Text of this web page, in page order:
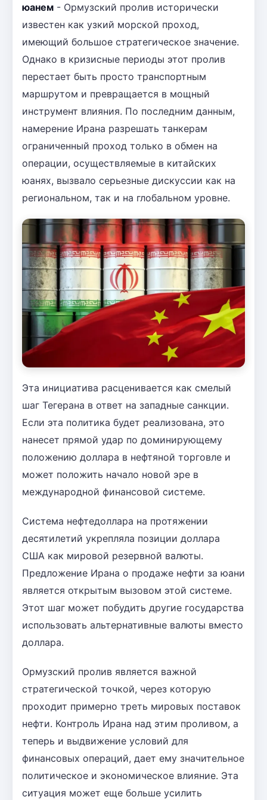
юанем - Ормузский пролив исторически
известен как узкий морской проход,
имеющий большое стратегическое значение.
Однако в кризисные периоды этот пролив
перестает быть просто транспортным
маршрутом и превращается в мощный
инструмент влияния. По последним данным,
намерение Ирана разрешать танкерам
ограниченный проход только в обмен на
операции, осуществляемые в китайских
юанях, вызвало серьезные дискуссии как на
региональном, так и на глобальном уровне.
Эта инициатива расценивается как смелый
шаг Тегерана в ответ на западные санкции.
Если эта политика будет реализована, это
нанесет прямой удар по доминирующему
положению доллара в нефтяной торговле и
может положить начало новой эре в
международной финансовой системе.
Система нефтедоллара на протяжении
десятилетий укрепляла позиции доллара
США как мировой резервной валюты.
Предложение Ирана о продаже нефти за юани
является открытым вызовом этой системе.
Этот шаг может побудить другие государства
использовать альтернативные валюты вместо
доллара.
Ормузский пролив является важной
стратегической точкой, через которую
проходит примерно треть мировых поставок
нефти. Контроль Ирана над этим проливом, а
теперь и выдвижение условий для
финансовых операций, дает ему значительное
политическое и экономическое влияние. Эта
ситуация может еще больше усилить